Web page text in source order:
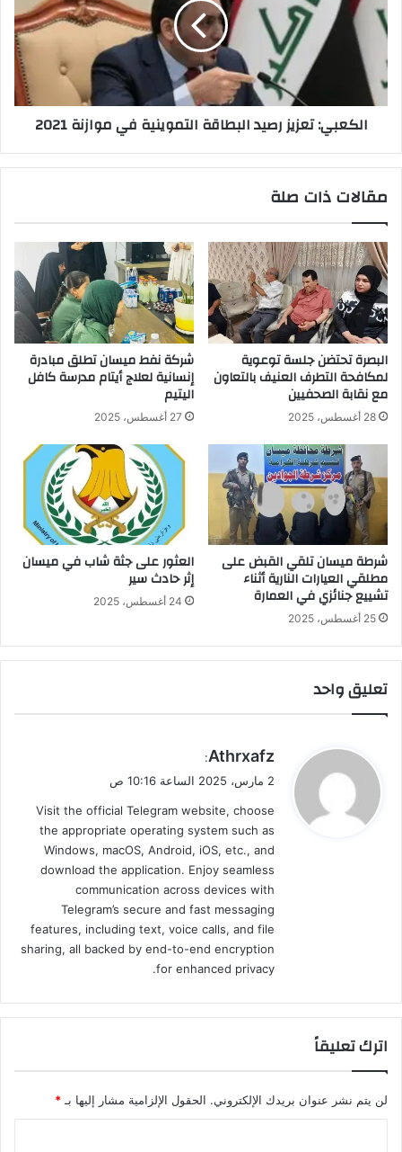
البطاقة
التموينية
موازنة
2021
الكعبي: تعزيز رصيد البطاقة التموينية في موازنة 2021
مقالات ذات صلة
البصرة تحتضن جلسة توعوية
لمكافحة التطرف العنيف بالتعاون
مع نقابة الصحفيين
28 أغسطس، 2025
شركة نفط ميسان تطلق مبادرة
إنسانية لعلاج أيتام مدرسة كافل
اليتيم
27 أغسطس، 2025
شرطة ميسان تلقي القبض على
مطلقي العيارات النارية أثناء
تشييع جنائزي في العمارة
25 أغسطس، 2025
العثور على جثة شاب في ميسان
إثر حادث سير
24 أغسطس، 2025
تعليق واحد
ي
ق
ل
Athrxafz
:
2 مارس، 2025 الساعة 10:16 ص
Visit the official Telegram website, choose
the appropriate operating system such as
Windows, macOS, Android, iOS, etc., and
download the application. Enjoy seamless
communication across devices with
Telegram’s secure and fast messaging
features, including text, voice calls, and file
sharing, all backed by end-to-end encryption
for enhanced privacy.
اترك تعليقاً
لن يتم نشر عنوان بريدك الإلكتروني. الحقول الإلزامية مشار إليها بـ*